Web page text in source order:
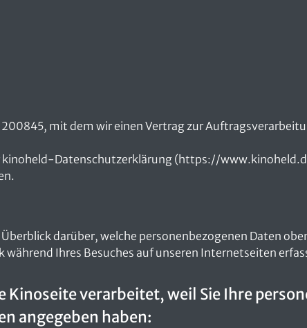
mit dem wir einen Vertrag zur
Datenschutzerklärung (https://
darüber, welche personenbezogenen Daten
während Ihres Besuches auf unseren Internetseiten
Kinoseite verarbeitet, weil Sie Ihre
angegeben haben: